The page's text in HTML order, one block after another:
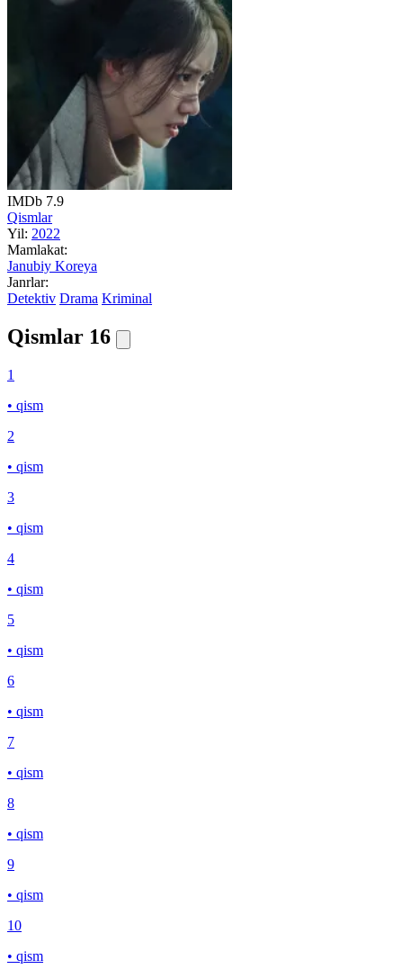
IMDb 7.9
Qismlar
Yil: 2022
Mamlakat:
Janubiy Koreya
Janrlar:
Detektiv Drama Kriminal
Qismlar 16
1
• qism
2
• qism
3
• qism
4
• qism
5
• qism
6
• qism
7
• qism
8
• qism
9
• qism
10
• qism